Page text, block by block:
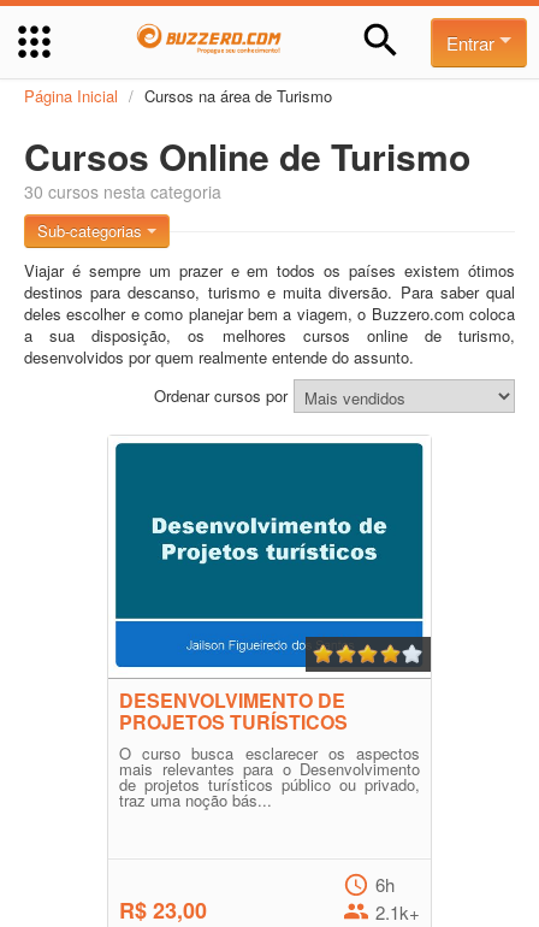
Entrar
Página Inicial / Cursos na área de Turismo
Cursos Online de Turismo
30 cursos nesta categoria
Sub-categorias
Viajar é sempre um prazer e em todos os países existem ótimos
destinos para descanso, turismo e muita diversão. Para saber qual
deles escolher e como planejar bem a viagem, o Buzzero.com coloca
a sua disposição, os melhores cursos online de turismo,
desenvolvidos por quem realmente entende do assunto.
Ordenar cursos por
DESENVOLVIMENTO DE
PROJETOS TURÍSTICOS
O curso busca esclarecer os aspectos
mais relevantes para o Desenvolvimento
de projetos turísticos público ou privado,
traz uma noção bás...
R$ 23,00
6h
2.1k+